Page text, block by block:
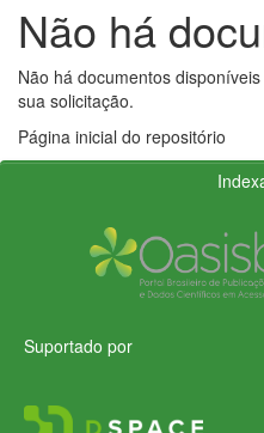
Não há
Não há documentos
sua solicitação.
Página inicial do repositório
Suportado por